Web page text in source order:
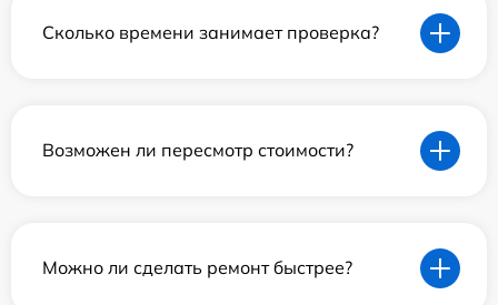
Сколько времени занимает проверка?
Возможен ли пересмотр стоимости?
Можно ли сделать ремонт быстрее?